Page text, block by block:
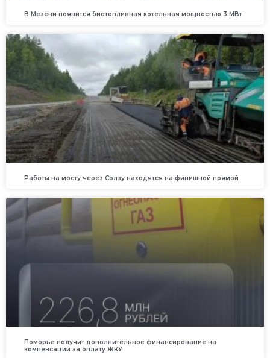
В Мезени появится биотопливная котельная мощностью 3 МВт
Работы на мосту через Солзу находятся на финишной прямой
Поморье получит дополнительное финансирование на
компенсации за оплату ЖКУ